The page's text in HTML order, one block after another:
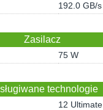
192.0 GB/s
Zasilacz
75 W
technologie
12 Ultimate